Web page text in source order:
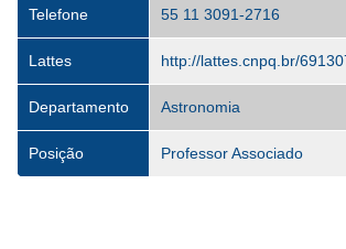
Telefone 55 11 3091-2716
Lattes http://lattes.cnpq.br/
Departamento Astronomia
Posição Professor Associado